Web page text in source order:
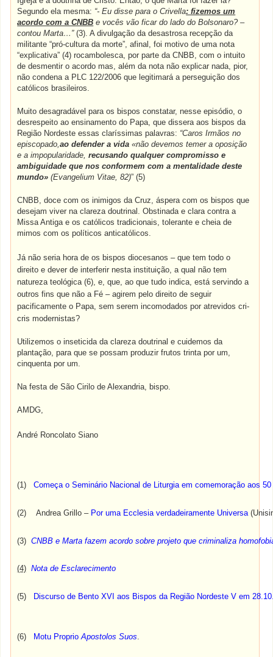
Segundo ela mesma: “- Eu disse para o Crivella: fizemos um
acordo com a CNBB e vocês vão ficar do lado do Bolsonaro? –
contou Marta…”(3). A divulgação da desastrosa recepção da
militante “pró-cultura da morte”, afinal, foi motivo de uma nota
“explicativa” (4) rocambolesca, por parte da CNBB, com o intuito
de desmentir o acordo mas, além da nota não explicar nada, pior,
não condena a PLC 122/2006 que legitimará a perseguição dos
católicos brasileiros.
Muito desagradável para os bispos constatar, nesse episódio, o
desrespeito ao ensinamento do Papa, que dissera aos bispos da
Região Nordeste essas claríssimas palavras: “Caros Irmãos no
episcopado,ao defender a vida«não devemos temer a oposição
e a impopularidade, recusando qualquer compromisso e
ambiguidade que nos conformem com a mentalidade deste
mundo»(Evangelium Vitae, 82)” (5)
CNBB, doce com os inimigos da Cruz, áspera com os bispos que
desejam viver na clareza doutrinal. Obstinada e clara contra a
Missa Antiga e os católicos tradicionais, tolerante e cheia de
mimos com os políticos anticatólicos.
Já não seria hora de os bispos diocesanos – que tem todo o
direito e dever de interferir nesta instituição, a qual não tem
natureza teológica (6), e, que, ao que tudo indica, está servindo a
outros fins que não a Fé – agirem pelo direito de seguir
pacificamente o Papa, sem serem incomodados por atrevidos cri-
cris modernistas?
Utilizemos o inseticida da clareza doutrinal e cuidemos da
plantação, para que se possam produzir frutos trinta por um,
cinquenta por um.
Na festa de São Cirilo de Alexandria, bispo.
AMDG,
André Roncolato Siano
(1)Começa o Seminário Nacional de Liturgia em comemoração aos
(2) Andrea Grillo – Por uma Ecclesia verdadeiramente Universa
(3)CNBB e Marta fazem acordo sobre projeto que criminaliza
(4) Nota de Esclarecimento
(5) Discurso de Bento XVI aos Bispos da Região Nordeste V em
(6) Motu ProprioApostolos Suos.